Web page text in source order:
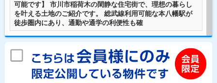
可能です】 市川市稲荷木の閑静な住宅街で、理想の暮らし
を叶える土地のご紹介です。 総武線利用可能な本八幡駅が
徒歩圏内にあり、通勤や通学の利便性も確